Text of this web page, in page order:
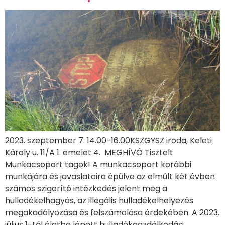
2023. szeptember 7. 14.00-16.00KSZGYSZ iroda, Keleti
Károly u. 11/A 1. emelet 4. MEGHÍVÓ Tisztelt
Munkacsoport tagok! A munkacsoport korábbi
munkájára és javaslataira épülve az elmúlt két évben
számos szigorító intézkedés jelent meg a
hulladékelhagyás, az illegális hulladékelhelyezés
megakadályozása és felszámolása érdekében. A 2023.